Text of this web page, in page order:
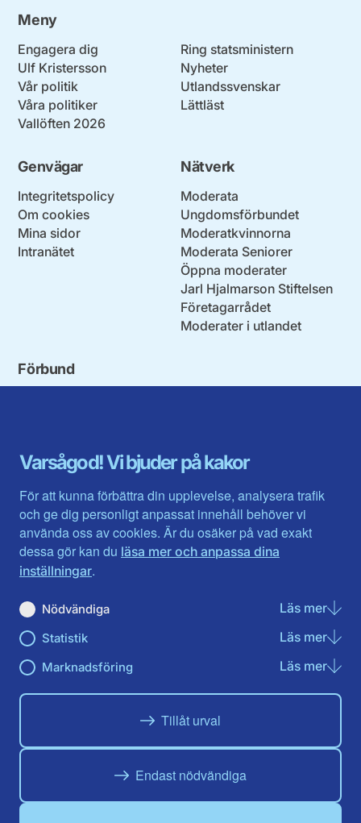
Varsågod! Vi bjuder på kakor
För att kunna förbättra din upplevelse, analysera trafik
och ge dig personligt anpassat innehåll behöver vi
använda oss av cookies. Är du osäker på vad exakt
dessa gör kan du läsa mer och anpassa dina
inställningar.
Nödvändiga Läs merom
Statistik Läs merom
Marknadsföring Läs merom
Tillåt urval
Endast nödvändiga
Meny
Engagera dig
Ulf Kristersson
Vår politik
Våra politiker
Vallöften 2026
Ring statsministern
Nyheter
Utlandssvenskar
Lättläst
Genvägar
Integritetspolicy
Om cookies
Mina sidor
Intranätet
Nätverk
Moderata
Ungdomsförbundet
Moderatkvinnorna
Moderata Seniorer
Öppna moderater
Jarl Hjalmarson Stiftelsen
Företagarrådet
Moderater i utlandet
Förbund
Gävleborg
Halland
Jämtlands län
Jönköpings län
Kalmar län
Kronobergs län
Norrbotten
Skåne län
Värmlands län
Västerbotten
Västra Götaland
Västernorrland
Västmanland
Örebro län
Östergötland
Du hittar oss här på sociala medier
Facebook
Instagram